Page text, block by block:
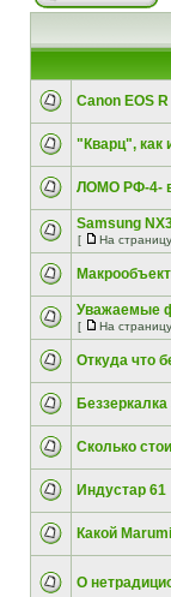
Canon EOS
"Кварц", как
ЛОМО РФ-4- в
Samsung
[ На
Уважаемые
[ На
Откуда что
Сколько
Индустар 61
Какой
О